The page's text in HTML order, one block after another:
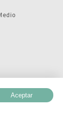
Aceptar